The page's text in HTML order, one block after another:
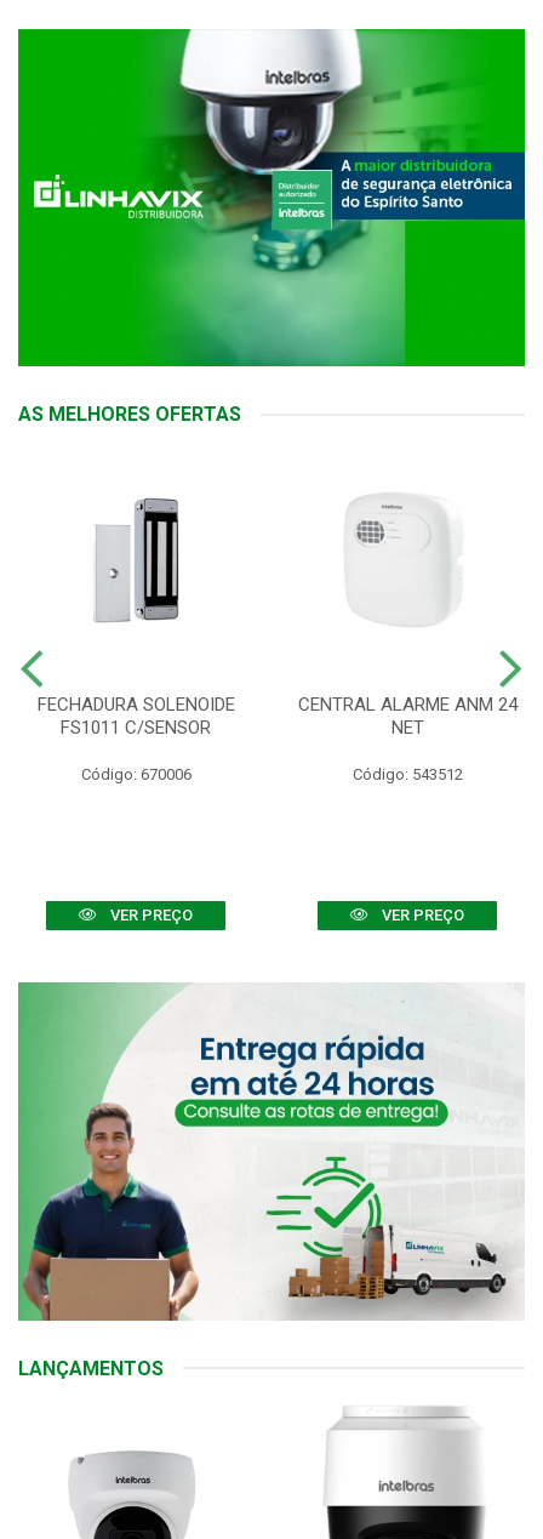
AS MELHORES OFERTAS
FECHADURA SOLENOIDE
FS1011 C/SENSOR
Código: 670006
VER PREÇO
CENTRAL ALARME ANM 24
NET
Código: 543512
VER PREÇO
LANÇAMENTOS